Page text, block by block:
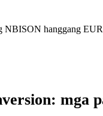
NBISON hanggang
mga